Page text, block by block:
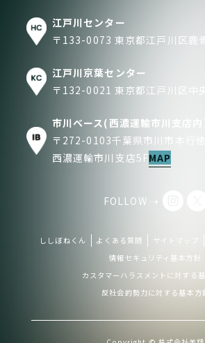
江戸川センター
〒133-0073 東京都江戸川区鹿
江戸川京葉センター
〒132-0021 東京都江戸川区中
市川ベース(西濃運輸市川支店内
〒272-0103千葉県市川市本行
西濃運輸市川支店5FMAP
FOLLOW ➝
ししぼねくん よくある質問 サイトマップ
情報セキュリティ基本方針
カスタマーハラスメントに対する
反社会的勢力に対する基本方